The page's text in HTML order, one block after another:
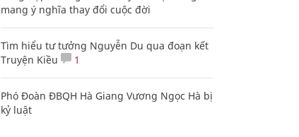
mang ý nghĩa thay đổi cuộc đời
Tìm hiểu tư tưởng Nguyễn Du qua đoạn kết
Truyện Kiều
1
Phó Đoàn ĐBQH Hà Giang Vương Ngọc Hà bị
kỷ luật